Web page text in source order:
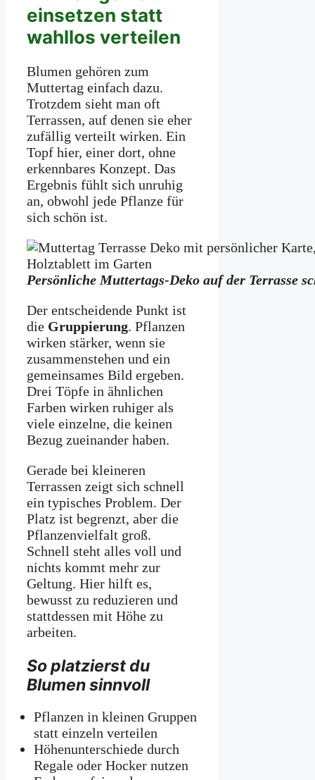
einsetzen statt
wahllos verteilen
Blumen gehören zum
Muttertag einfach dazu.
Trotzdem sieht man oft
Terrassen, auf denen sie eher
zufällig verteilt wirken. Ein
Topf hier, einer dort, ohne
erkennbares Konzept. Das
Ergebnis fühlt sich unruhig
an, obwohl jede Pflanze für
sich schön ist.
Persönliche Muttertags-Deko auf der Terrasse
Der entscheidende Punkt ist
die Gruppierung. Pflanzen
wirken stärker, wenn sie
zusammenstehen und ein
gemeinsames Bild ergeben.
Drei Töpfe in ähnlichen
Farben wirken ruhiger als
viele einzelne, die keinen
Bezug zueinander haben.
Gerade bei kleineren
Terrassen zeigt sich schnell
ein typisches Problem. Der
Platz ist begrenzt, aber die
Pflanzenvielfalt groß.
Schnell steht alles voll und
nichts kommt mehr zur
Geltung. Hier hilft es,
bewusst zu reduzieren und
stattdessen mit Höhe zu
arbeiten.
So platzierst du
Blumen sinnvoll
Pflanzen in kleinen Gruppen
statt einzeln verteilen
Höhenunterschiede durch
Regale oder Hocker nutzen